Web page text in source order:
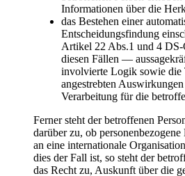
Informationen über die
das Bestehen einer
Entscheidungsfindung
Artikel 22 Abs.1 und 4
diesen Fällen —
involvierte Logik sowie die
angestrebten
Verarbeitung für die
Ferner steht der betroffenen
darüber zu, ob
an eine internationale
dies der Fall ist, so steht der
das Recht zu, Auskunft über die